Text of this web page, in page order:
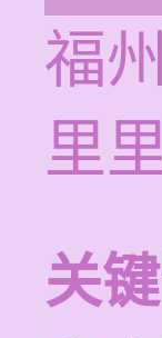
福
里
关键